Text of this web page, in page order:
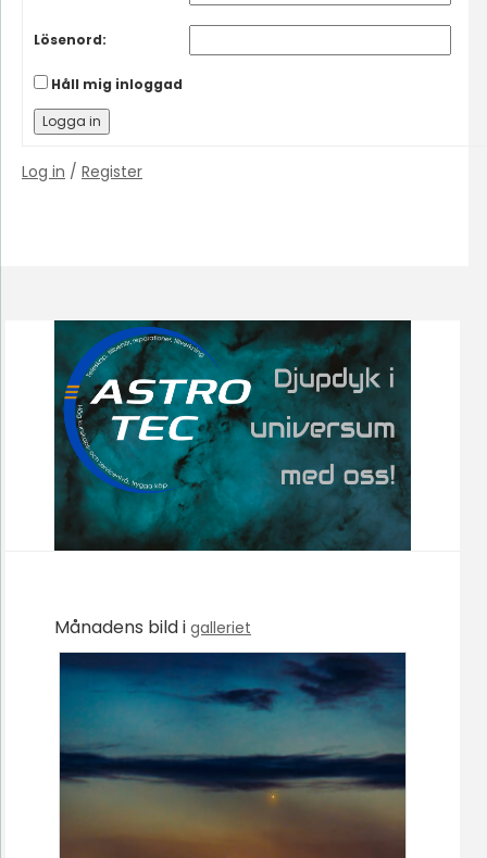
Lösenord:
Håll mig inloggad
Logga in
Log in / Register
Månadens bild i galleriet